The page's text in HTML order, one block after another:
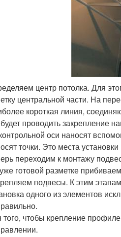
центр потолка. Для
центральной части. На
короткая линия,
проводить закрепление
оси наносят
точки. Это места
переходим к монтажу
готовой разметке
подвесы. К этим
одного из элементов
того, чтобы крепление